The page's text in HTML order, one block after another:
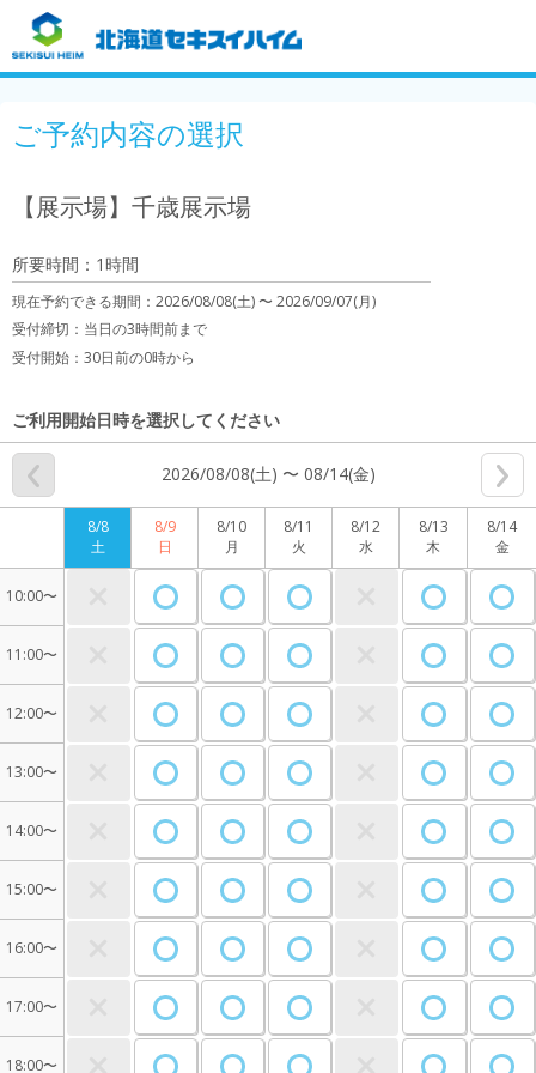
ご予約内容の選択
【展示場】千歳展示場
所要時間：1時間
現在予約できる期間： 2026/08/08(土) 〜2026/09/07(月)
受付締切： 当日の3時間前まで
受付開始： 30日前の0時から
ご利用開始日時を選択してください
2026/08/08(土) 〜 08/14(金)
8/8
土
8/9
日
8/10
月
8/11
火
8/12
水
8/13
木
8/14
金
10:00〜
11:00〜
12:00〜
13:00〜
14:00〜
15:00〜
16:00〜
17:00〜
18:00〜